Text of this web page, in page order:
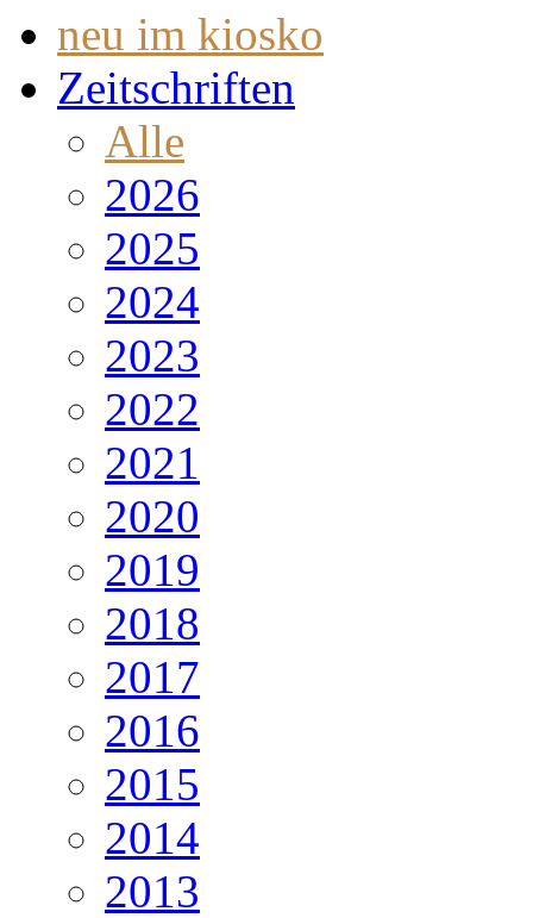
neu im kiosko
Zeitschriften
Alle
2026
2025
2024
2023
2022
2021
2020
2019
2018
2017
2016
2015
2014
2013